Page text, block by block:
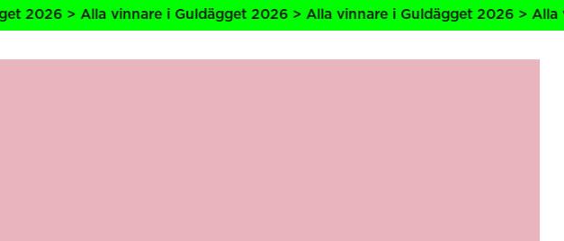
i Guldägget 2026 > Alla vinnare i Guldägget 2026 > Alla vinnare i